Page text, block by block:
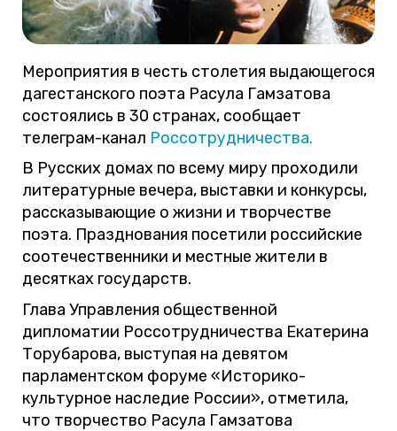
Мероприятия в честь столетия выдающегося
дагестанского поэта Расула Гамзатова
состоялись в 30 странах, сообщает
телеграм-канал Россотрудничества.
В Русских домах по всему миру проходили
литературные вечера, выставки и конкурсы,
рассказывающие о жизни и творчестве
поэта. Празднования посетили российские
соотечественники и местные жители в
десятках государств.
Глава Управления общественной
дипломатии Россотрудничества Екатерина
Торубарова, выступая на девятом
парламентском форуме «Историко-
культурное наследие России», отметила,
что творчество Расула Гамзатова